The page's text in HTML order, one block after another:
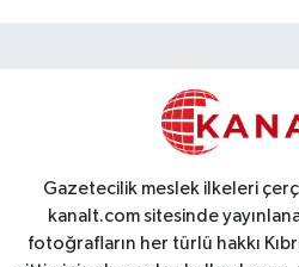
Gazetecilik meslek ilkeleri
kanalt.com sitesinde
fotoğrafların her türlü hakkı